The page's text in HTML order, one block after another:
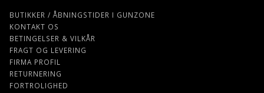
BUTIKKER / ÅBNINGSTIDER I GUNZONE
KONTAKT OS
BETINGELSER & VILKÅR
FRAGT OG LEVERING
FIRMA PROFIL
RETURNERING
FORTROLIGHED